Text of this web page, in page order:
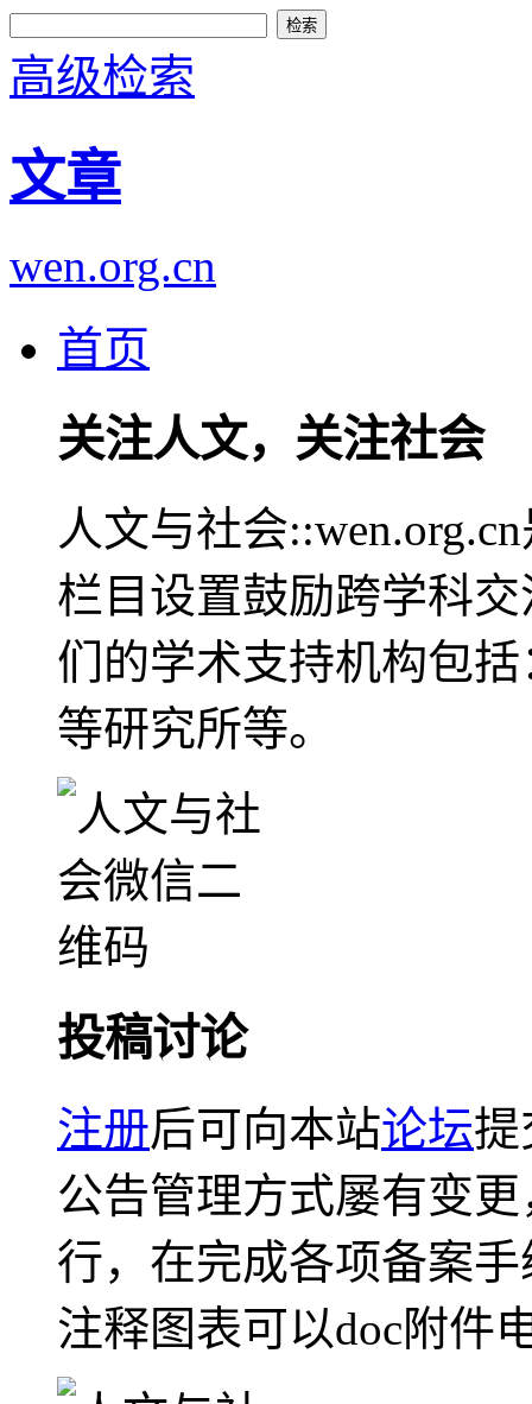
高级检索
文章
wen.org.cn
首页
关注人文，关注社会
人文与社会
栏目设置鼓励跨学科
们的学术支持机构包
等研究所等。
投稿讨论
注册后可向本站论坛提
公告管理方式屡有变
行，在完成各项备案
注释图表可以doc附件